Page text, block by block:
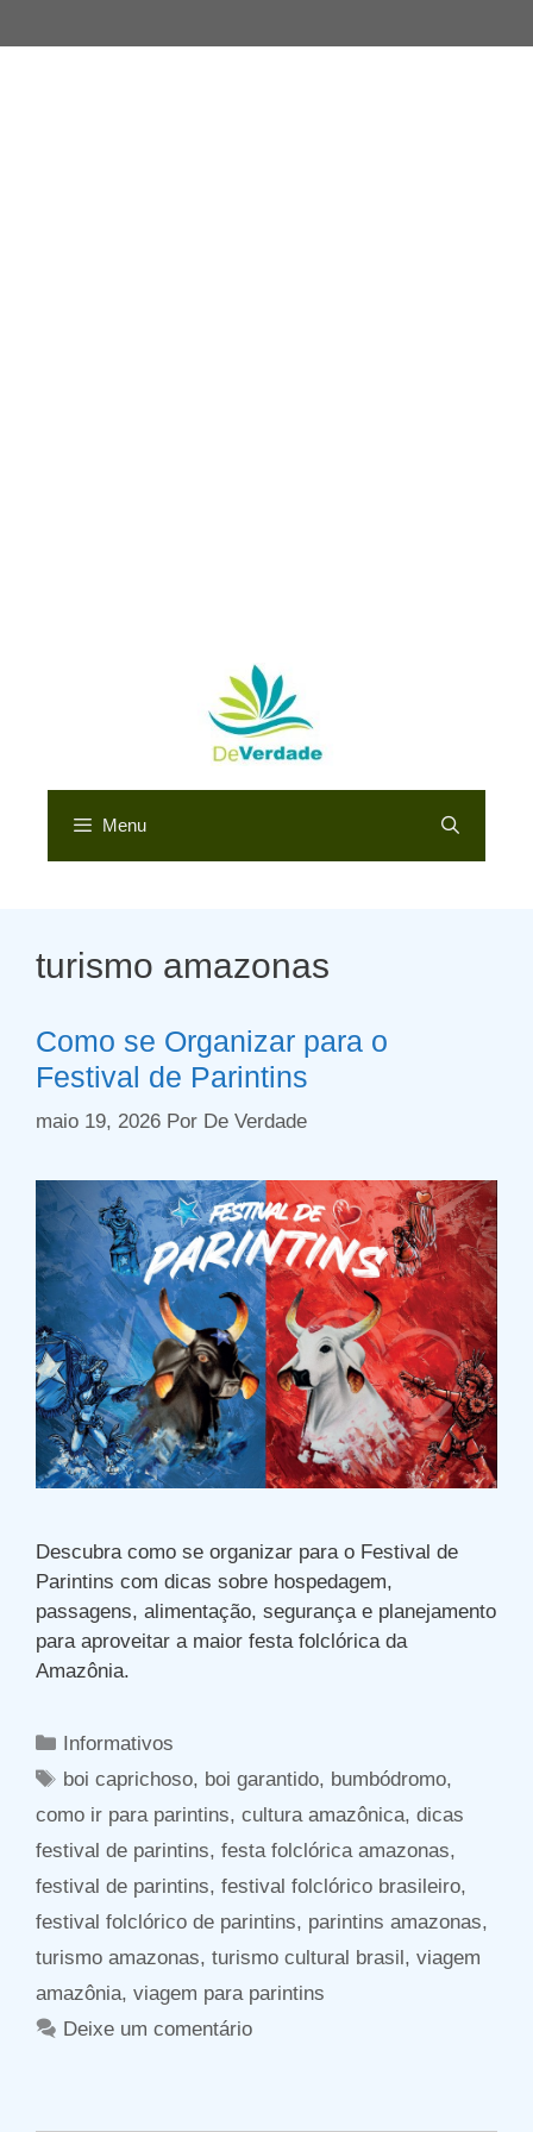
para
Menu
turismo amazonas
Como se Organizar para o
Festival de Parintins
maio 19, 2026 Por De Verdade
Descubra como se organizar para o Festival de
Parintins com dicas sobre hospedagem,
passagens, alimentação, segurança e planejamento
para aproveitar a maior festa folclórica da
Amazônia.
Categorias
Informativos
Tags
boi caprichoso, boi garantido, bumbódromo,
como ir para parintins, cultura amazônica, dicas
festival de parintins, festa folclórica amazonas,
festival de parintins, festival folclórico brasileiro,
festival folclórico de parintins, parintins amazonas,
turismo amazonas, turismo cultural brasil, viagem
amazônia, viagem para parintins
Deixe um comentário